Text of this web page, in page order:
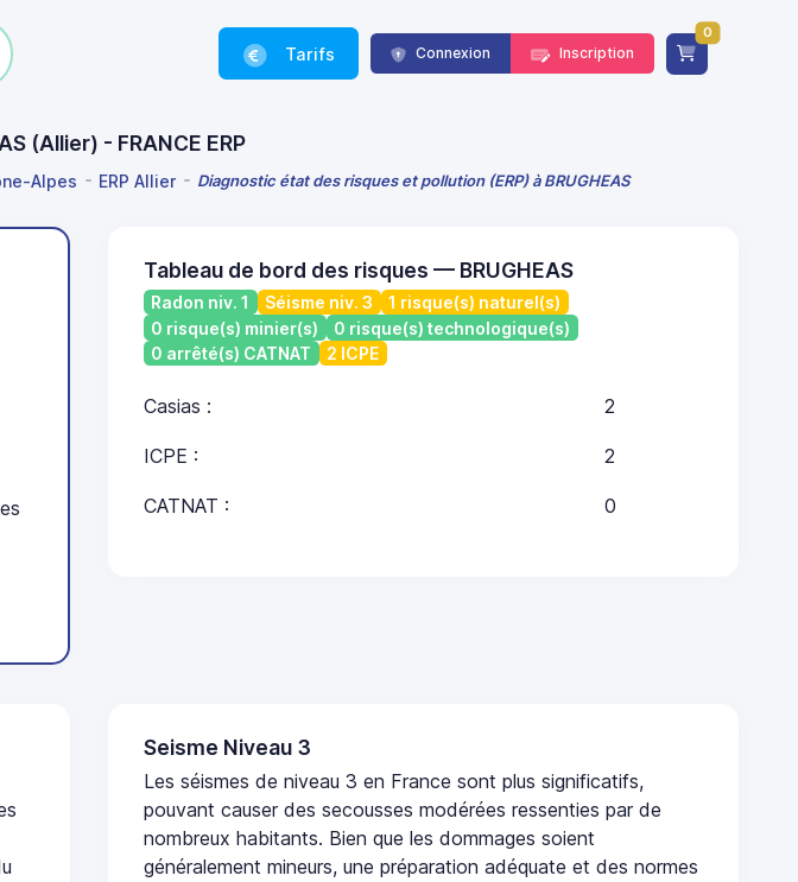
Tarifs Connexion Inscription
0
(Allier) - FRANCE ERP
Alpes ERP Allier Diagnostic état des risques et pollution (ERP) à BRUGHEAS
Tableau de bord des risques — BRUGHEAS
Radon niv. 1 Séisme niv. 3
1 risque(s) naturel(s)
0 risque(s) minier(s)
0 risque(s) technologique(s)
0 arrêté(s) CATNAT
2 ICPE
Casias : 2
ICPE : 2
CATNAT : 0
Seisme Niveau 3
Les séismes de niveau 3 en France sont plus significatifs,
pouvant causer des secousses modérées ressenties par de
nombreux habitants. Bien que les dommages soient
généralement mineurs, une préparation adéquate et des normes